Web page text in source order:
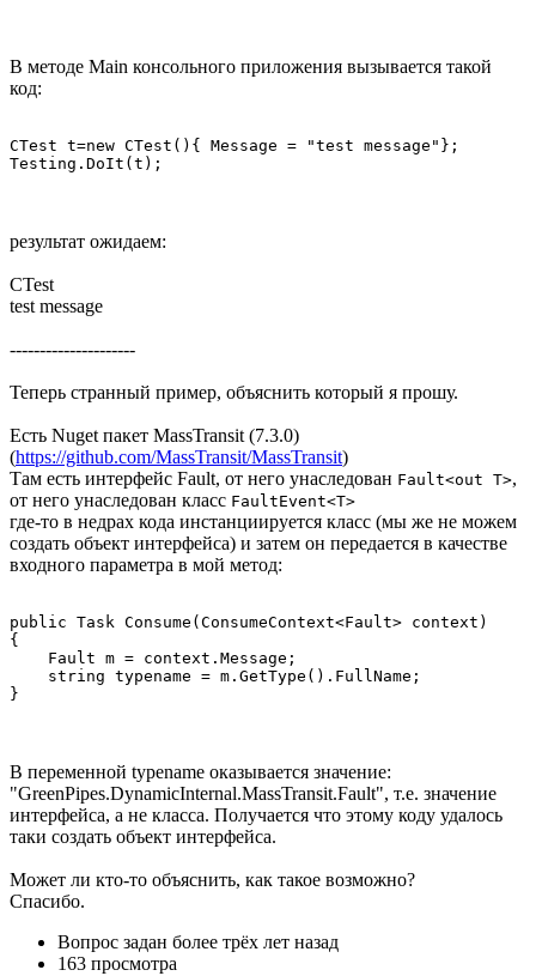
В методе Main консольного приложения вызывается такой
код:
CTest t=new CTest(){ Message = "test message"};
Testing.DoIt(t);
результат ожидаем:
CTest
test message
---------------------
Теперь странный пример, объяснить который я прошу.
Есть Nuget пакет MassTransit (7.3.0)
(https://github.com/MassTransit/MassTransit)
Там есть интерфейс Fault, от него унаследован Fault<out T>,
от него унаследован класс FaultEvent<T>
где-то в недрах кода инстанциируется класс (мы же не можем
создать объект интерфейса) и затем он передается в качестве
входного параметра в мой метод:
public Task Consume(ConsumeContext<Fault> context)
{
    Fault m = context.Message;
    string typename = m.GetType().FullName;
}
В переменной typename оказывается значение:
"GreenPipes.DynamicInternal.MassTransit.Fault", т.е. значение
интерфейса, а не класса. Получается что этому коду удалось
таки создать объект интерфейса.
Может ли кто-то объяснить, как такое возможно?
Спасибо.
Вопрос задан более трёх лет назад
163 просмотра